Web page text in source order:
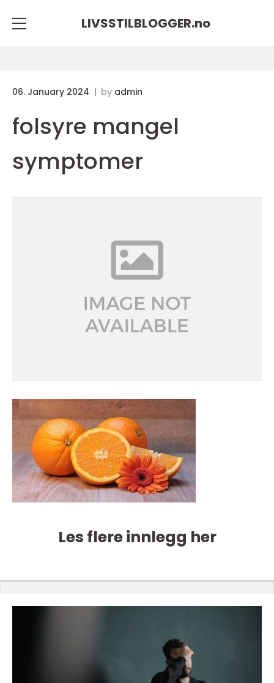
LIVSSTILBLOGGER.no
06. January 2024 by admin
folsyre mangel
symptomer
Les flere innlegg her